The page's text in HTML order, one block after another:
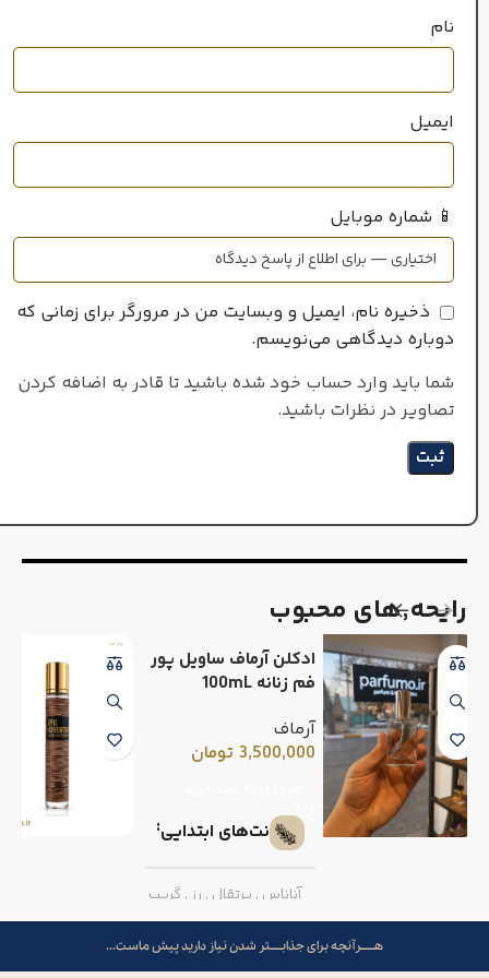
نام
ایمیل
📱 شماره موبایل
ذخیره نام، ایمیل و وبسایت من در مرورگر برای زمانی که
دوباره دیدگاهی می‌نویسم.
شما باید وارد حساب خود شده باشید تا قادر به اضافه کردن
تصاویر در نظرات باشید.
رایحه٬های محبوب
ادکلن آرماف ساویل پور
فم زنانه 100mL
آرماف
3,500,000 تومان
نت‌های ابتدایی
آناناس , پرتقال , رز , گریپ
فروت
هــــــرآنچه برای جذابـــــتر شدن نیاز دارید پیش ماست...